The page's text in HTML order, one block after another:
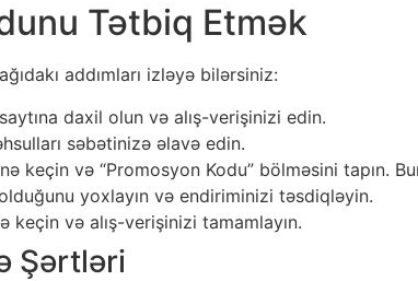
Tətbiq Etmək
addımları izləyə bilərsiniz:
daxil olun və alış-verişinizi edin.
səbətinizə əlavə edin.
keçin və “Promosyon Kodu” bölməsini tapın.
yoxlayın və endiriminizi təsdiqləyin.
keçin və alış-verişinizi tamamlayın.
Şərtləri